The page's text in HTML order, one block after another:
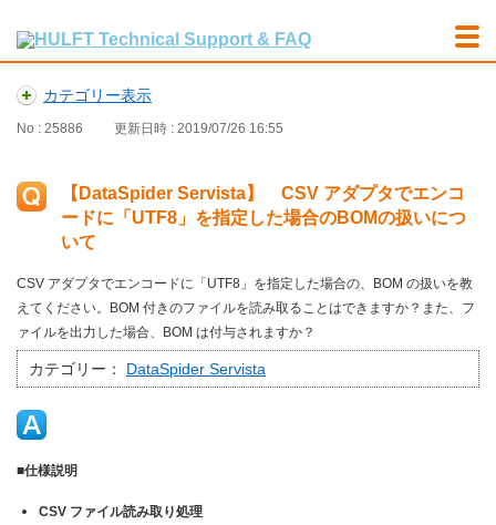
カテゴリー表示
No : 25886 更新日時 : 2019/07/26 16:55
【DataSpider Servista】 CSV アダプタでエンコ
ードに「UTF8」を指定した場合のBOMの扱いにつ
いて
CSV アダプタでエンコードに「UTF8」を指定した場合の、BOM の扱いを教
えてください。BOM 付きのファイルを読み取ることはできますか？また、フ
ァイルを出力した場合、BOM は付与されますか？
カテゴリー： DataSpider Servista
■仕様説明
CSV ファイル読み取り処理